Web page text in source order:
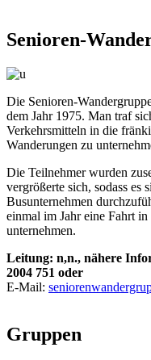
Senioren-
Die Senioren-
dem Jahr 1975. Man traf
Verkehrsmitteln in die
Wanderungen zu
Die Teilnehmer wurden
vergrößerte sich, sodass es
Busunternehmen
einmal im Jahr eine Fahrt
unternehmen.
Leitung: n,n., nähere
2004 751 oder
E-Mail:
Gruppen